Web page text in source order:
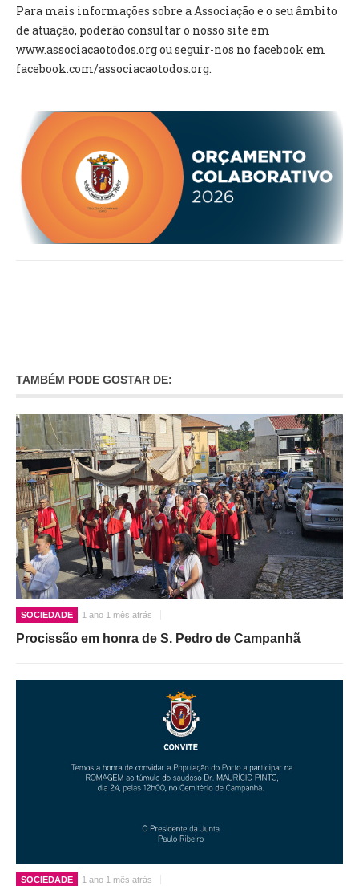
CANÍDEOS
CEMITÉRIO
RECENSEAMENTO ELEITORAL
ATESTADOS
EMPREGO (GIP)
O GABINETE
APOIO AOS DESEMPREGADOS
APOIO ÀS EMPRESAS
OFERTAS DE EMPREGO
Para mais informações sobre a Associação e o seu âmbito
de atuação, poderão consultar o nosso site em
www.associacaotodos.org ou seguir-nos no facebook em
facebook.com/associacaotodos.org.
TAMBÉM PODE GOSTAR DE:
SOCIEDADE 1 ano 1 mês atrás
Procissão em honra de S. Pedro de Campanhã
SOCIEDADE 1 ano 1 mês atrás